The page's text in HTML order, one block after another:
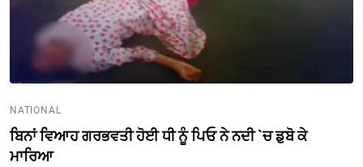
NATIONAL
ਬਿਨਾਂ ਵਿਆਹ ਗਰਭਵਤੀ ਹੋਈ ਧੀ ਨੂੰ ਪਿਓ ਨੇ ਨਦੀ `ਚ ਡੁਬੋ ਕੇ
ਮਾਰਿਆ